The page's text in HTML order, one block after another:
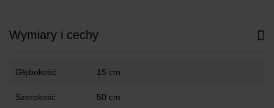
Wymiary i cechy
Głębokość 15 cm
Szerokość 50 cm